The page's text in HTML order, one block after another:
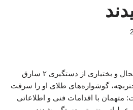
فرمانده انتظامی چهارمحال و بختیاری از دستگیری ۲ سارق
گوشواره‌های طلای او را سرقت
متهمان با اقدامات فنی و اطلاعاتی